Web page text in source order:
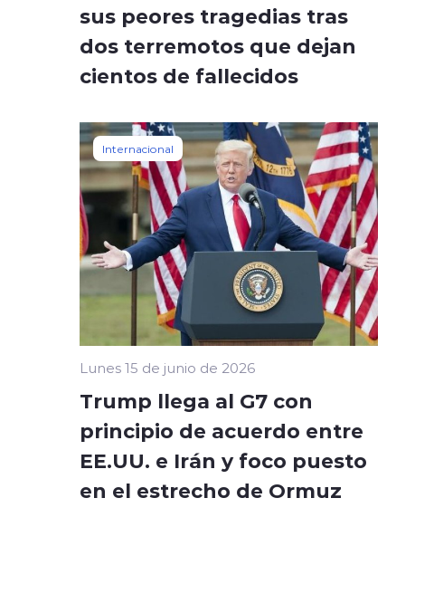
sus peores tragedias tras
dos terremotos que dejan
cientos de fallecidos
Internacional
Lunes 15 de junio de 2026
Trump llega al G7 con
principio de acuerdo entre
EE.UU. e Irán y foco puesto
en el estrecho de Ormuz